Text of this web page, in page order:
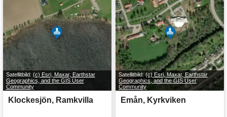
Satellitbild: (c) Esri, Maxar, Earthstar
Geographics, and the GIS User
Community
Klockesjön, Ramkvilla
Satellitbild: (c) Esri, Maxar, Earthstar
Geographics, and the GIS User
Community
Emån, Kyrkviken